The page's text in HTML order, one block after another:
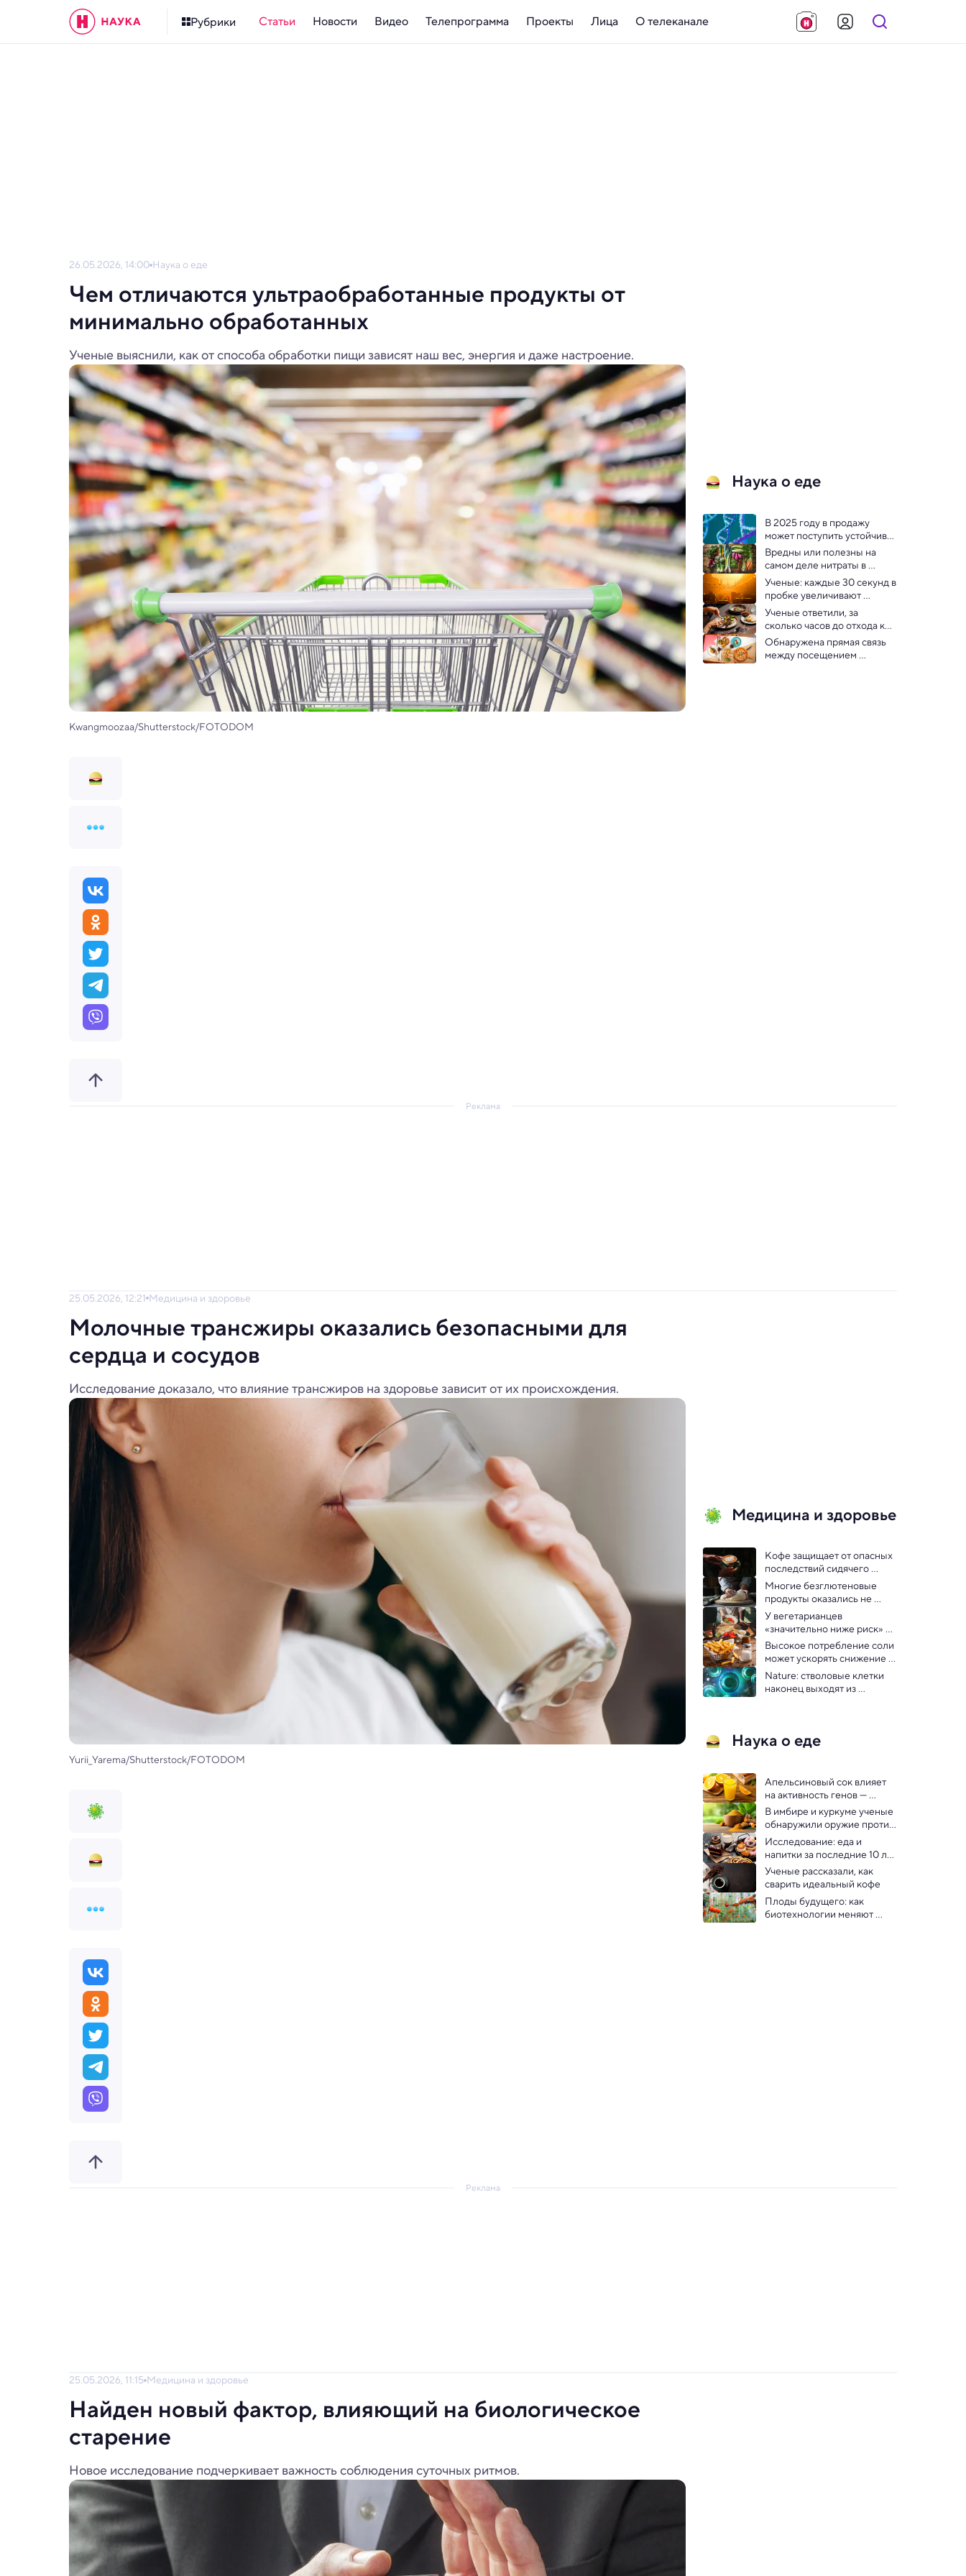
Рубрики Статьи Новости Видео Телепрограмма Проекты Лица О телеканале
26.05.2026, 14:00 Наука о еде
Чем отличаются ультраобработанные продукты от
минимально обработанных
Ученые выяснили, как от способа обработки пищи зависят наш вес, энергия и даже настроение.
Kwangmoozaa/Shutterstock/FOTODOM
Наука о еде
В 2025 году в продажу
может поступить устойчивая
к болезням ГМО свинина
Вредны или полезны на
самом деле нитраты в
овощах? Отвечает новое
исследование
Ученые: каждые 30 секунд в
пробке увеличивают
желание съесть фастфуд
Ученые ответили, за
сколько часов до отхода ко
сну надо перестать есть
Обнаружена прямая связь
между посещением
Реклама
25.05.2026, 12:21 Медицина и здоровье
Молочные трансжиры оказались безопасными для
сердца и сосудов
Исследование доказало, что влияние трансжиров на здоровье зависит от их происхождения.
Yurii_Yarema/Shutterstock/FOTODOM
Медицина и здоровье
Кофе защищает от опасных
последствий сидячего
образа жизни
Многие безглютеновые
продукты оказались не
такими уж полезными
У вегетарианцев
«значительно ниже риск»
развития пяти типов рака
Высокое потребление соли
может ускорять снижение
памяти у мужчин:
исследование
Nature: стволовые клетки
наконец выходят из
Наука о еде
Апельсиновый сок влияет
на активность генов —
показало новое
исследование
В имбире и куркуме ученые
обнаружили оружие против
супербактерий
Исследование: еда и
напитки за последние 10 лет
стали слаще, и это
проблема
Ученые рассказали, как
сварить идеальный кофе
Плоды будущего: как
биотехнологии меняют
Реклама
25.05.2026, 11:15 Медицина и здоровье
Найден новый фактор, влияющий на биологическое
старение
Новое исследование подчеркивает важность соблюдения суточных ритмов.